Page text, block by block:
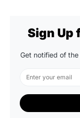
Sign Up
Get notified of